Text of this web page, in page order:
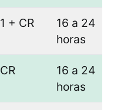
1 + CR
16 a 24
horas
CR
16 a 24
horas